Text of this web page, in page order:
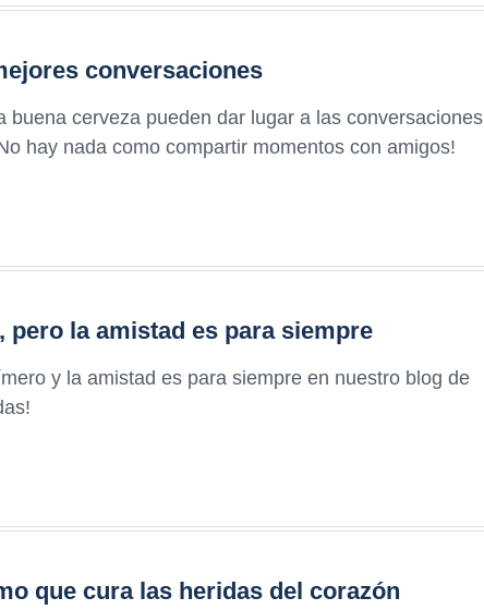
conversaciones
buena cerveza pueden dar lugar a las conversaciones
hay nada como compartir momentos con amigos!
pero la amistad es para siempre
y la amistad es para siempre en nuestro blog de
que cura las heridas del corazón